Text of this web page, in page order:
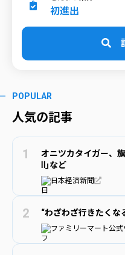
初進出
POPULAR
人気の記事
オニツカタイガー、
Ⅱ｣など
日本経済新聞
“わざわざ行きたくな
ファミリーマート公式